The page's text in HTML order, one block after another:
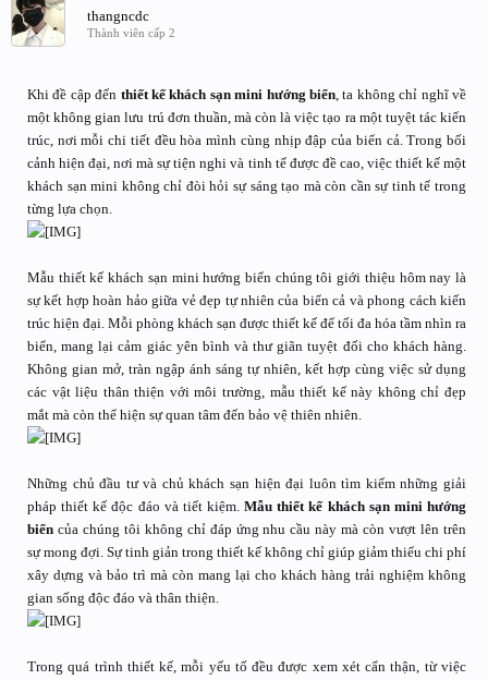
thangncdc
Thành viên cấp 2
Khi đề cập đến thiết kế khách sạn mini hướng biển, ta không chỉ nghĩ về
một không gian lưu trú đơn thuần, mà còn là việc tạo ra một tuyệt tác kiến
trúc, nơi mỗi chi tiết đều hòa mình cùng nhịp đập của biển cả. Trong bối
cảnh hiện đại, nơi mà sự tiện nghi và tinh tế được đề cao, việc thiết kế một
khách sạn mini không chỉ đòi hỏi sự sáng tạo mà còn cần sự tinh tế trong
từng lựa chọn.
Mẫu thiết kế khách sạn mini hướng biển chúng tôi giới thiệu hôm nay là
sự kết hợp hoàn hảo giữa vẻ đẹp tự nhiên của biển cả và phong cách kiến
trúc hiện đại. Mỗi phòng khách sạn được thiết kế để tối đa hóa tầm nhìn ra
biển, mang lại cảm giác yên bình và thư giãn tuyệt đối cho khách hàng.
Không gian mở, tràn ngập ánh sáng tự nhiên, kết hợp cùng việc sử dụng
các vật liệu thân thiện với môi trường, mẫu thiết kế này không chỉ đẹp
mắt mà còn thể hiện sự quan tâm đến bảo vệ thiên nhiên.
Những chủ đầu tư và chủ khách sạn hiện đại luôn tìm kiếm những giải
pháp thiết kế độc đáo và tiết kiệm.Mẫu thiết kế khách sạn mini hướng
biển của chúng tôi không chỉ đáp ứng nhu cầu này mà còn vượt lên trên
sự mong đợi. Sự tinh giản trong thiết kế không chỉ giúp giảm thiểu chi phí
xây dựng và bảo trì mà còn mang lại cho khách hàng trải nghiệm không
gian sống độc đáo và thân thiện.
Trong quá trình thiết kế, mỗi yếu tố đều được xem xét cẩn thận, từ việc